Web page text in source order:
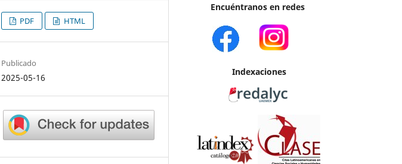
PDF HTML
Publicado
2025-05-16
Encuéntranos en redes
Indexaciones